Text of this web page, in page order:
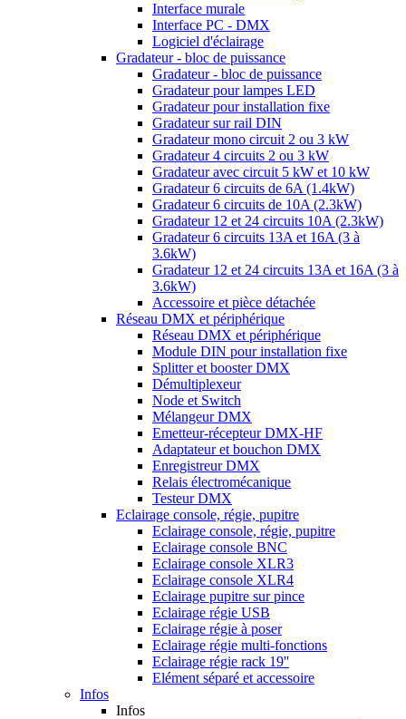
Interface murale
Interface PC - DMX
Logiciel d'éclairage
Gradateur - bloc de puissance
Gradateur - bloc de puissance
Gradateur pour lampes LED
Gradateur pour installation fixe
Gradateur sur rail DIN
Gradateur mono circuit 2 ou 3 kW
Gradateur 4 circuits 2 ou 3 kW
Gradateur avec circuit 5 kW et 10 kW
Gradateur 6 circuits de 6A (1.4kW)
Gradateur 6 circuits de 10A (2.3kW)
Gradateur 12 et 24 circuits 10A (2.3kW)
Gradateur 6 circuits 13A et 16A (3 à
3.6kW)
Gradateur 12 et 24 circuits 13A et 16A (3 à
3.6kW)
Accessoire et pièce détachée
Réseau DMX et périphérique
Réseau DMX et périphérique
Module DIN pour installation fixe
Splitter et booster DMX
Démultiplexeur
Node et Switch
Mélangeur DMX
Emetteur-récepteur DMX-HF
Adaptateur et bouchon DMX
Enregistreur DMX
Relais électromécanique
Testeur DMX
Eclairage console, régie, pupitre
Eclairage console, régie, pupitre
Eclairage console BNC
Eclairage console XLR3
Eclairage console XLR4
Eclairage pupitre sur pince
Eclairage régie USB
Eclairage régie à poser
Eclairage régie multi-fonctions
Eclairage régie rack 19''
Elément séparé et accessoire
Infos
Infos